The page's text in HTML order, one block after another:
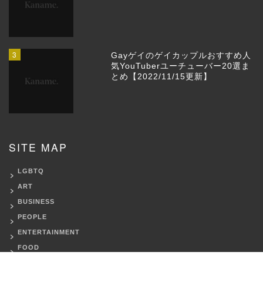
3
Gayゲイのゲイカップルおすすめ人
気YouTuberユーチューバー20選ま
とめ【2022/11/15更新】
SITE MAP
LGBTQ
ART
BUSINESS
PEOPLE
ENTERTAINMENT
FOOD